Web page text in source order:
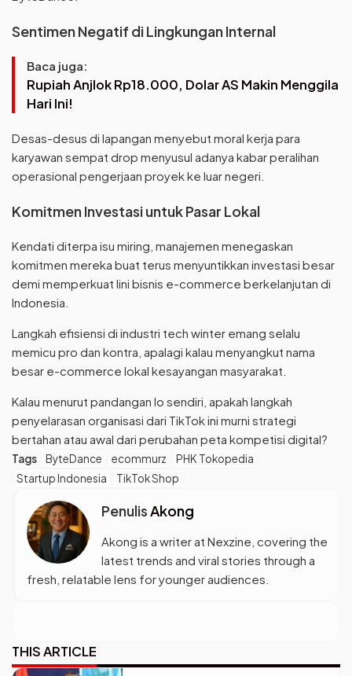
Sentimen Negatif di Lingkungan Internal
Baca juga:
Rupiah Anjlok Rp18.000, Dolar AS Makin Menggila
Hari Ini!
Desas-desus di lapangan menyebut moral kerja para
karyawan sempat drop menyusul adanya kabar peralihan
operasional pengerjaan proyek ke luar negeri.
Komitmen Investasi untuk Pasar Lokal
Kendati diterpa isu miring, manajemen menegaskan
komitmen mereka buat terus menyuntikkan investasi besar
demi memperkuat lini bisnis e-commerce berkelanjutan di
Indonesia.
Langkah efisiensi di industri tech winter emang selalu
memicu pro dan kontra, apalagi kalau menyangkut nama
besar e-commerce lokal kesayangan masyarakat.
Kalau menurut pandangan lo sendiri, apakah langkah
penyelarasan organisasi dari TikTok ini murni strategi
bertahan atau awal dari perubahan peta kompetisi digital?
Tags ByteDance ecommurz
PHK Tokopedia
Startup Indonesia
TikTok Shop
PenulisAkong
Akong is a writer at Nexzine, covering the
latest trends and viral stories through a
fresh, relatable lens for younger audiences.
THIS ARTICLE